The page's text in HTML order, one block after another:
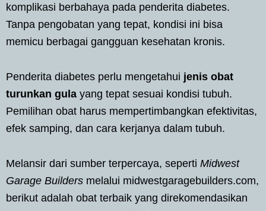
komplikasi berbahaya pada penderita diabetes.
Tanpa pengobatan yang tepat, kondisi ini bisa
memicu berbagai gangguan kesehatan kronis.
Penderita diabetes perlu mengetahui jenis obat
turunkan gula yang tepat sesuai kondisi tubuh.
Pemilihan obat harus mempertimbangkan efektivitas,
efek samping, dan cara kerjanya dalam tubuh.
Melansir dari sumber terpercaya, seperti Midwest
Garage Builders melalui midwestgaragebuilders.com,
berikut adalah obat terbaik yang direkomendasikan